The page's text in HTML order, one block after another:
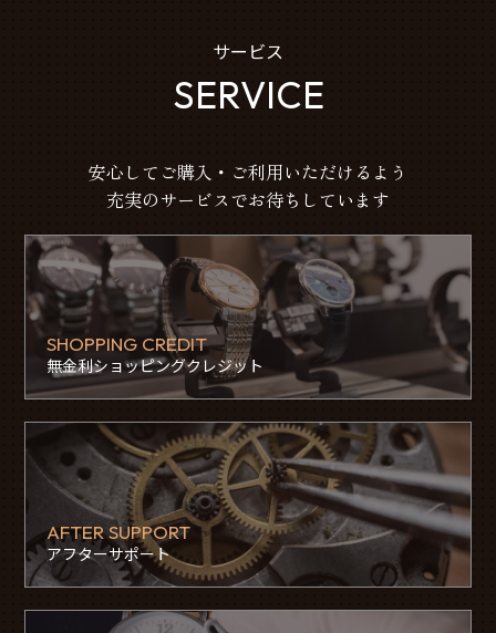
サービス
SERVICE
安心してご購入・ご利用いただけるよう
充実のサービスでお待ちしています
SHOPPING CREDIT
無金利ショッピングクレジット
AFTER SUPPORT
アフターサポート